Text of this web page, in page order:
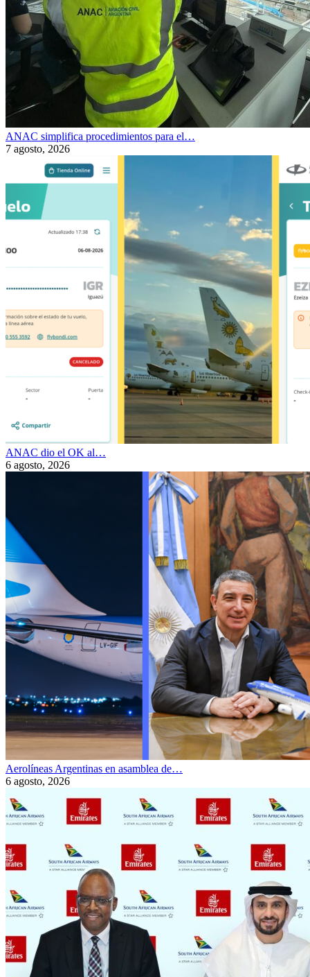
ANAC simplifica procedimientos para el…
7 agosto, 2026
ANAC dio el OK al…
6 agosto, 2026
Aerolíneas Argentinas en asamblea de…
6 agosto, 2026